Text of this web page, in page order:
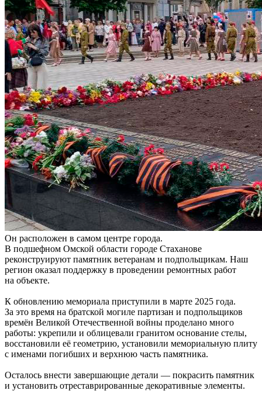
Он расположен в самом центре города.
В подшефном Омской области городе Стаханове
реконструируют памятник ветеранам и подпольщикам. Наш
регион оказал поддержку в проведении ремонтных работ
на объекте.
К обновлению мемориала приступили в марте 2025 года.
За это время на братской могиле партизан и подпольщиков
времён Великой Отечественной войны проделано много
работы: укрепили и облицевали гранитом основание стелы,
восстановили её геометрию, установили мемориальную плиту
с именами погибших и верхнюю часть памятника.
Осталось внести завершающие детали — покрасить памятник
и установить отреставрированные декоративные элементы.